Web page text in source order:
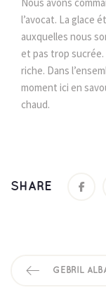
l’avocat. La glace
auxquelles nous
et pas trop
riche. Dans
moment ici en
chaud.
SHARE
GEBRIL